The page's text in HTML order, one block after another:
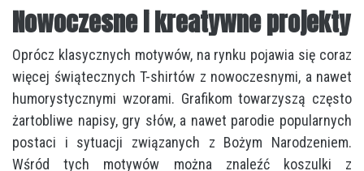
Nowoczesne i kreatywne projekty
Oprócz klasycznych motywów, na rynku pojawia się coraz
więcej świątecznych T-shirtów z nowoczesnymi, a nawet
humorystycznymi wzorami. Grafikom towarzyszą często
żartobliwe napisy, gry słów, a nawet parodie popularnych
postaci i sytuacji związanych z Bożym Narodzeniem.
Wśród tych motywów można znaleźć koszulki z